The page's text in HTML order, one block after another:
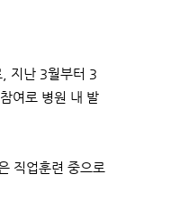
지난 3월부터 3
여로 병원 내 발
직업훈련 중으로